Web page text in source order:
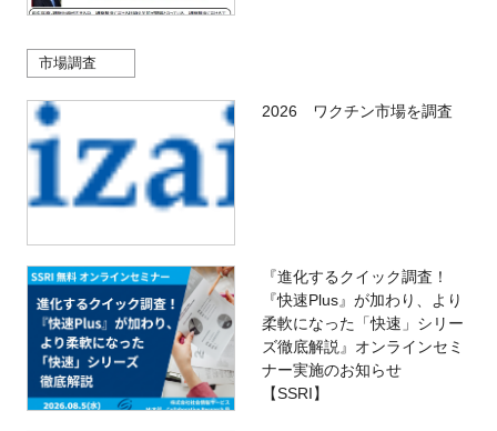
市場調査
2026 ワクチン市場を調査
『進化するクイック調査！
『快速Plus』が加わり、より
柔軟になった「快速」シリー
ズ徹底解説』オンラインセミ
ナー実施のお知らせ
【SSRI】